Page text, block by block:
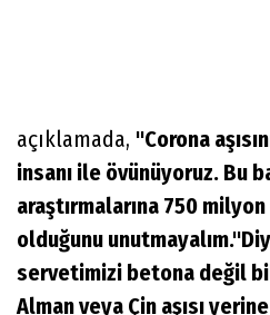
açıklamada, "Corona
insanı ile övünüyoruz. Bu
araştırmalarına 750
olduğunu
servetimizi betona değil
Alman veya Çin aşısı yerine